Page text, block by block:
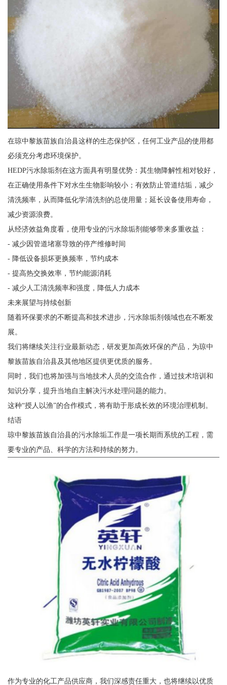
在琼中黎族苗族自治县这样的生态保护区，任何工业产品的使用都
必须充分考虑环境保护。
HEDP污水除垢剂在这方面具有明显优势：其生物降解性相对较好，
在正确使用条件下对水生生物影响较小；有效防止管道结垢，减少
清洗频率，从而降低化学清洗剂的总使用量；延长设备使用寿命，
减少资源浪费。
从经济效益角度看，使用专业的污水除垢剂能够带来多重收益：
- 减少因管道堵塞导致的停产维修时间
- 降低设备损坏更换频率，节约成本
- 提高热交换效率，节约能源消耗
- 减少人工清洗频率和强度，降低人力成本
未来展望与持续创新
随着环保要求的不断提高和技术进步，污水除垢剂领域也在不断发
展。
我们将继续关注行业最新动态，研发更加高效环保的产品，为琼中
黎族苗族自治县及其他地区提供更优质的服务。
同时，我们也将加强与当地技术人员的交流合作，通过技术培训和
知识分享，提升当地自主解决污水处理问题的能力。
这种“授人以渔”的合作模式，将有助于形成长效的环境治理机制。
结语
琼中黎族苗族自治县的污水除垢工作是一项长期而系统的工程，需
要专业的产品、科学的方法和持续的努力。
作为专业的化工产品供应商，我们深感责任重大，也将继续以优质